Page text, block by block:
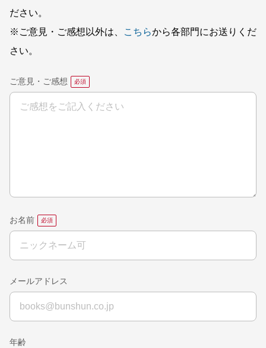
ださい。
※ご意見・ご感想以外は、
こちらから各部門にお送りくだ
さい。
ご意見・ご感想
お名前
メールアドレス
年齢